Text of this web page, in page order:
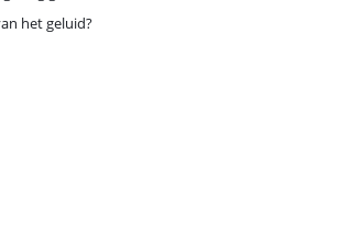
het geluid?